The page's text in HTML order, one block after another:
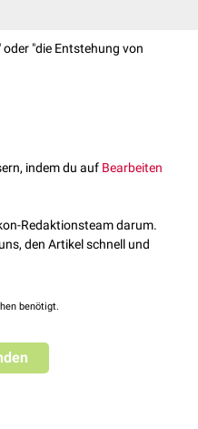
oder "die Entstehung von
indem du auf Bearbeiten
Redaktionsteam darum.
den Artikel schnell und
benötigt.